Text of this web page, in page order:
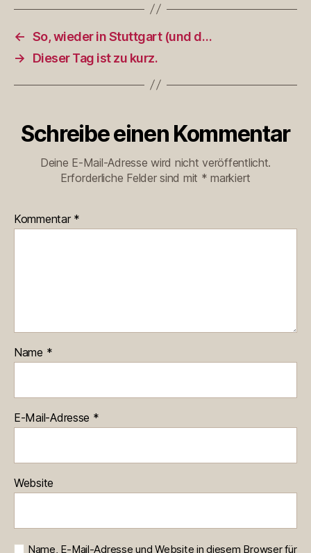
← So, wieder in Stuttgart (und d…
→
Dieser Tag ist zu kurz.
Schreibe einen Kommentar
Deine E-Mail-Adresse wird nicht veröffentlicht.
Erforderliche Felder sind mit * markiert
Kommentar *
Name *
E-Mail-Adresse *
Website
Name, E-Mail-Adresse und Website in diesem Browser für